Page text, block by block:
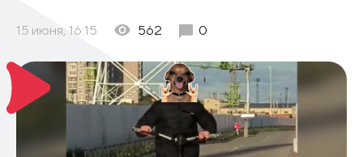
15 июня, 16:15 562 0